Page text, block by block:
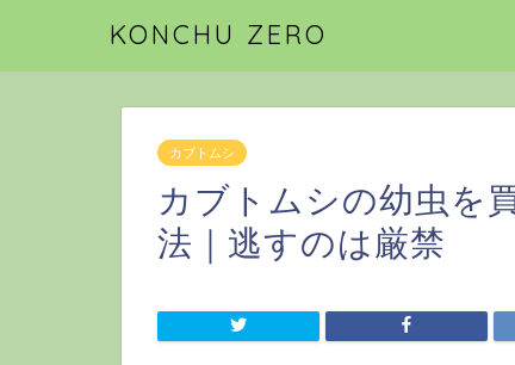
KONCHU ZERO
カブトムシ
カブトムシの幼虫を
法｜逃すのは厳禁